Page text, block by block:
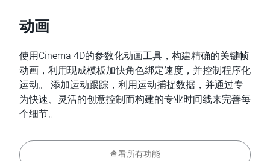
动画
使用Cinema 4D的参数化动画工具，构建精确的关键帧
动画，利用现成模板加快角色绑定速度，并控制程序化
运动。 添加运动跟踪，利用运动捕捉数据，并通过专
为快速、灵活的创意控制而构建的专业时间线来完善每
个细节。
查看所有功能